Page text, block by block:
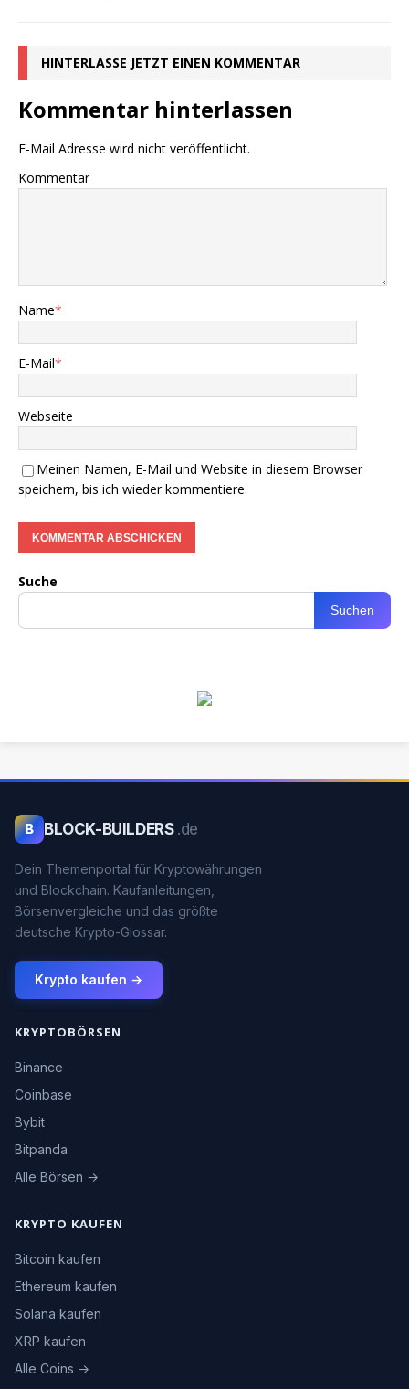
HINTERLASSE JETZT EINEN KOMMENTAR
Kommentar hinterlassen
E-Mail Adresse wird nicht veröffentlicht.
Kommentar
Name*
E-Mail*
Webseite
Meinen Namen, E-Mail und Website in diesem Browser
speichern, bis ich wieder kommentiere.
Suche
Suchen
B BLOCK-BUILDERS .de
Dein Themenportal für Kryptowährungen
und Blockchain. Kaufanleitungen,
Börsenvergleiche und das größte
deutsche Krypto-Glossar.
Krypto kaufen →
KRYPTOBÖRSEN
Binance
Coinbase
Bybit
Bitpanda
Alle Börsen →
KRYPTO KAUFEN
Bitcoin kaufen
Ethereum kaufen
Solana kaufen
XRP kaufen
Alle Coins →